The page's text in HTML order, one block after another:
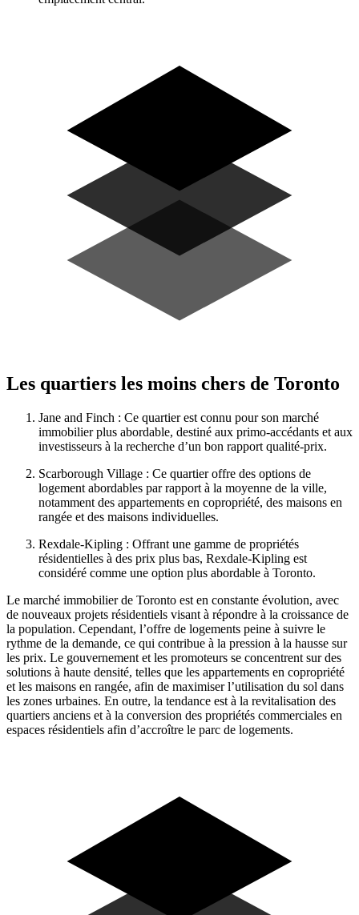
Les quartiers les moins chers de Toronto
Jane and Finch : Ce quartier est connu pour son marché
immobilier plus abordable, destiné aux primo-accédants et aux
investisseurs à la recherche d’un bon rapport qualité-prix.
Scarborough Village : Ce quartier offre des options de
logement abordables par rapport à la moyenne de la ville,
notamment des appartements en copropriété, des maisons en
rangée et des maisons individuelles.
Rexdale-Kipling : Offrant une gamme de propriétés
résidentielles à des prix plus bas, Rexdale-Kipling est
considéré comme une option plus abordable à Toronto.
Le marché immobilier de Toronto est en constante évolution, avec
de nouveaux projets résidentiels visant à répondre à la croissance de
la population. Cependant, l’offre de logements peine à suivre le
rythme de la demande, ce qui contribue à la pression à la hausse sur
les prix. Le gouvernement et les promoteurs se concentrent sur des
solutions à haute densité, telles que les appartements en copropriété
et les maisons en rangée, afin de maximiser l’utilisation du sol dans
les zones urbaines. En outre, la tendance est à la revitalisation des
quartiers anciens et à la conversion des propriétés commerciales en
espaces résidentiels afin d’accroître le parc de logements.